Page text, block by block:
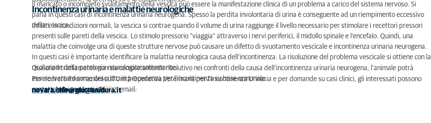
Incontinenza urinaria e malattie neurologiche
Il mancato o incompleto svuotamento della vescica può essere la manifestazione clinica di un problema a carico del sistema nervoso. Si
parla in questi casi di incontinenza urinaria neurogena. Spesso la perdita involontaria di urina è conseguente ad un riempimento eccessivo
della vescica.
Infatti, in condizioni normali, la vescica si contrae quando il volume di urina raggiunge il livello necessario per stimolare i recettori pressori
presenti sulle pareti della vescica. Lo stimolo pressorio "viaggia" attraverso i nervi periferici, il midollo spinale e l'encefalo. Quindi, una
malattia che coinvolge una di queste strutture nervose può causare un difetto di svuotamento vescicale e incontinenza urinaria neurogena.
In questi casi è importante identificare la malattia neurologica causa dell'incontinenza. La risoluzione del problema vescicale si ottiene con la
risoluzione della patologia neurologica sottostante.
Qualora il trattamento non sia completamente risolutivo nei confronti della causa dell'incontinenza urinaria neurogena, l'animale potrà
essere trattato come descritto in precedenza per l'incontinenza su base ormonale.
Per ricevere informazioni sull'Unità Operativa Veterinaria per l'Incontinenza Urinaria e per domande su casi clinici, gli interessati possono
contattare ai seguenti indirizzi email:
novara.info@anicura.it
novara.chirurgia@anicura.it